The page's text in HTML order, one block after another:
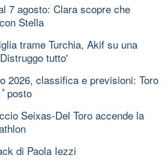
7 agosto: Clara scopre che
Stella
trame Turchia, Akif su una
tutto'
2026, classifica e previsioni: Toro
posto
Seixas-Del Toro accende la
di Paola Iezzi